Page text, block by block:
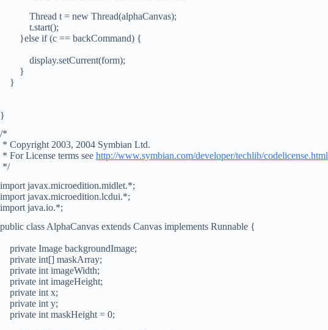
Thread t = new Thread(alphaCanvas);
t.start();
}else if (c == backCommand) {
display.setCurrent(form);
}
}
}
/*
* Copyright 2003, 2004 Symbian Ltd.
* For License terms see http://www.symbian.com/developer/techlib/codelicense.html
*/
import javax.microedition.midlet.*;
import javax.microedition.lcdui.*;
import java.io.*;
public class AlphaCanvas extends Canvas implements Runnable {
private Image backgroundImage;
private int[] maskArray;
private int imageWidth;
private int imageHeight;
private int x;
private int y;
private int maskHeight = 0;